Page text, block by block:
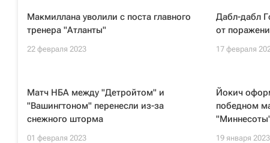
Макмиллана уволили с поста главного
тренера "Атланты"
22 февраля 2023
Дабл-дабл
от
17 февраля
Матч НБА между "Детройтом" и
"Вашингтоном" перенесли из-за
снежного шторма
01 февраля 2023
Йокич
победном
19 января 2023